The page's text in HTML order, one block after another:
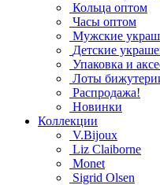
Кольца оптом
Часы оптом
Мужские
Детские
Упаковка и
Лоты
Распродажа!
Новинки
Коллекции
V.Bijoux
Liz Claiborne
Monet
Sigrid Olsen